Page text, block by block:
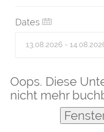
Oops. Diese
nicht mehr
Dates